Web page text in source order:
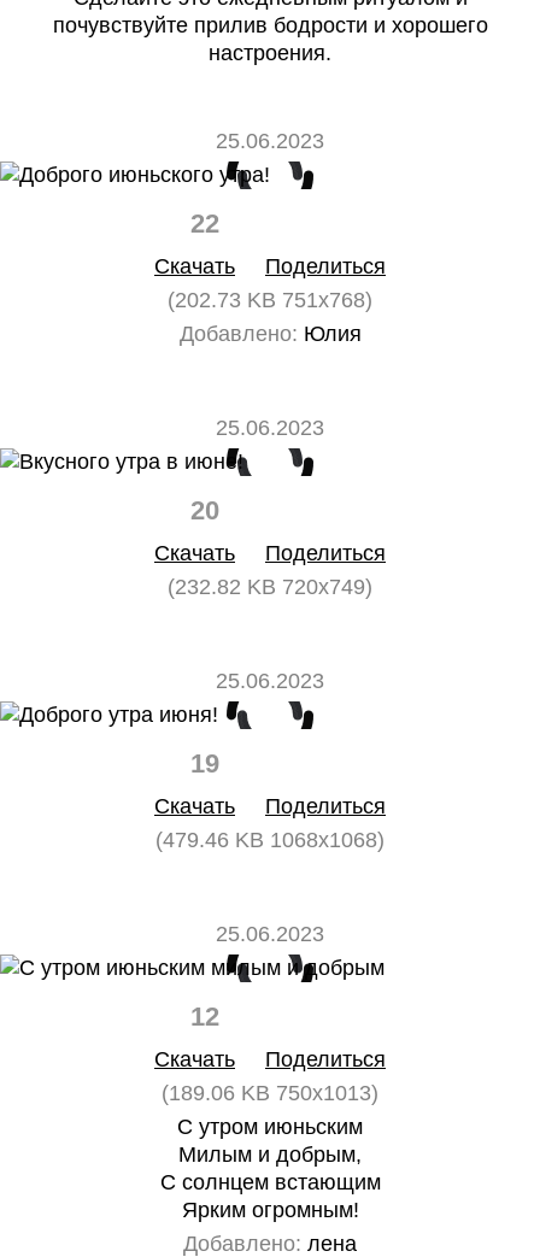
почувствуйте прилив бодрости и хорошего
настроения.
25.06.2023
22
Скачать
Поделиться
(202.73 KB 751x768)
Добавлено: Юлия
25.06.2023
20
Скачать
Поделиться
(232.82 KB 720x749)
25.06.2023
19
Скачать
Поделиться
(479.46 KB 1068x1068)
25.06.2023
12
Скачать
Поделиться
(189.06 KB 750x1013)
С утром июньским
Милым и добрым,
С солнцем встающим
Ярким огромным!
Добавлено: лена